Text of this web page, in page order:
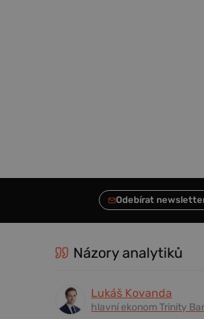
Názory analytiků
Lukáš Kovanda
hlavní ekonom Trinity